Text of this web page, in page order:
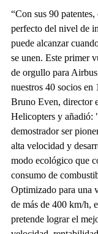
“Con sus 90
perfecto del nivel de
puede alcanzar
se unen. Este primer
de orgullo para
nuestros 40 socios en
Bruno Even, director
Helicopters y añadió:
demostrador ser
alta velocidad y
modo ecológico que
consumo de
Optimizado para una
de más de 400 km/h,
pretende lograr el